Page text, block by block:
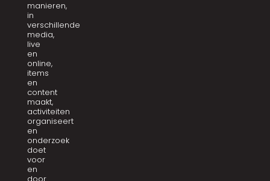
manieren,
in
verschillende
media,
live
en
online,
items
en
content
maakt,
activiteiten
organiseert
en
onderzoek
doet
voor
en
door